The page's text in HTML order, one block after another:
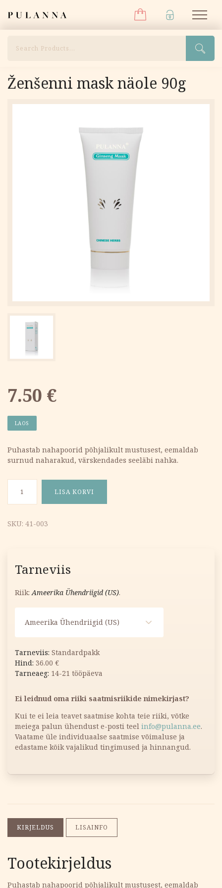
sisu
Menüü
Ženšenni mask näole 90g
7.50 €
LAOS
Puhastab nahapoorid põhjalikult mustusest, eemaldab
surnud naharakud, värskendades seeläbi nahka.
LISA KORVI
SKU: 41-003
Tarneviis
Riik:Ameerika Ühendriigid (US).
Ameerika Ühendriigid (US)
Standardpakk
36.00 €
14-21 tööpäeva
Ei leidnud oma riiki saatmisriikide nimekirjast?
Kui te ei leia teavet saatmise kohta teie riiki, võtke
meiega palun ühendust e-posti teel info@pulanna.ee.
Vaatame üle individuaalse saatmise võimaluse ja
edastame kõik vajalikud tingimused ja hinnangud.
KIRJELDUS LISAINFO
Tootekirjeldus
Puhastab nahapoorid põhjalikult mustusest, eemaldab